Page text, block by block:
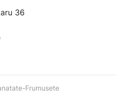
36
Frumusete